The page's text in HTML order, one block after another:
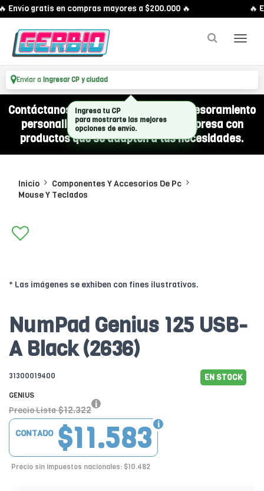
Envío gratis en compras mayores a $200.000 🔥 🔥
Enviar a Ingresar CP y ciudad
Contáctanos por WhatsApp y recibí asesoramiento
personalizado para equipar a tu empresa con
productos que se adapten a tus necesidades.
Inicio
Componentes Y Accesorios De Pc
Mouse Y Teclados
* Las imágenes se exhiben con fines ilustrativos.
NumPad Genius 125 USB-
A Black (2636)
31300019400 EN STOCK
GENIUS
Precio Lista $12.322
$11.583
CONTADO
Precio sin impuestos nacionales: $10.482
Ingresa tu CP
para mostrarte las mejores
opciones de envío.